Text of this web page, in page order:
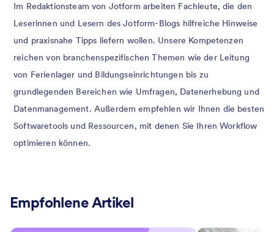
Im Redaktionsteam von Jotform arbeiten Fachleute, die den
Leserinnen und Lesern des Jotform-Blogs hilfreiche Hinweise
und praxisnahe Tipps liefern wollen. Unsere Kompetenzen
reichen von branchenspezifischen Themen wie der Leitung
von Ferienlager und Bildungseinrichtungen bis zu
grundlegenden Bereichen wie Umfragen, Datenerhebung und
Datenmanagement. Außerdem empfehlen wir Ihnen die besten
Softwaretools und Ressourcen, mit denen Sie Ihren Workflow
optimieren können.
Empfohlene Artikel